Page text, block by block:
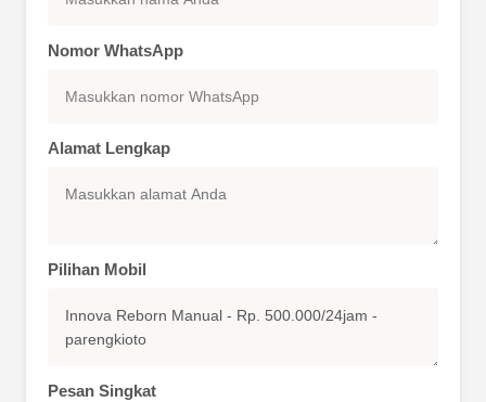
Nomor WhatsApp
Alamat Lengkap
Pilihan Mobil
Pesan Singkat